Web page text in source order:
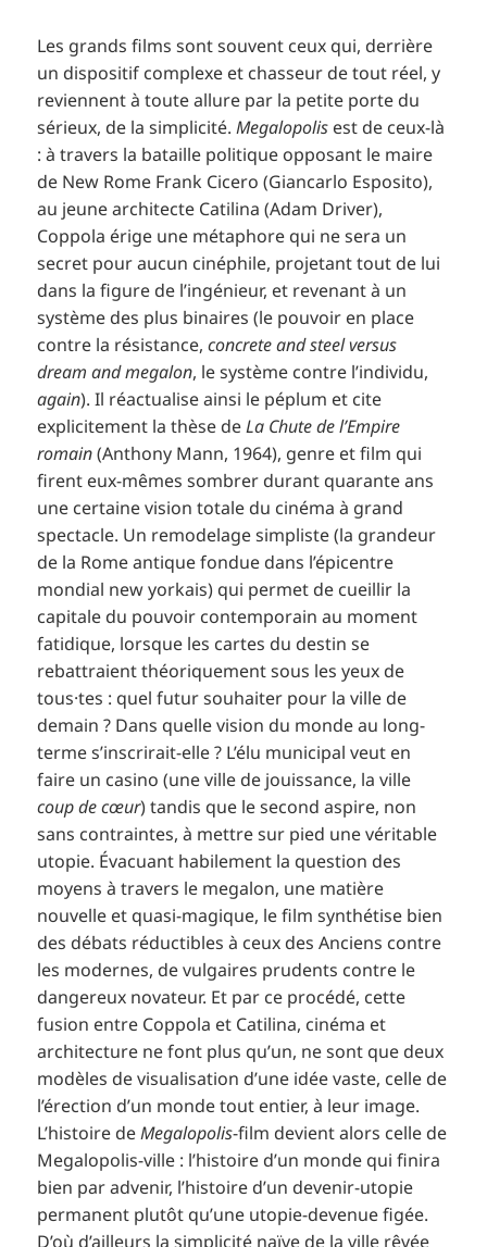
Les grands films sont souvent ceux qui, derrière
un dispositif complexe et chasseur de tout réel, y
reviennent à toute allure par la petite porte du
sérieux, de la simplicité.Megalopolis est de ceux-là
: à travers la bataille politique opposant le maire
de New Rome Frank Cicero (Giancarlo Esposito),
au jeune architecte Catilina (Adam Driver),
Coppola érige une métaphore qui ne sera un
secret pour aucun cinéphile, projetant tout de lui
dans la figure de l’ingénieur, et revenant à un
système des plus binaires (le pouvoir en place
contre la résistance,concrete and steelversus
dream and megalon, le système contre l’individu,
again). Il réactualise ainsi le péplum et cite
explicitement la thèse deLa Chute de l’Empire
romain(Anthony Mann, 1964), genre et film qui
firent eux-mêmes sombrer durant quarante ans
une certaine vision totale du cinéma à grand
spectacle. Un remodelage simpliste (la grandeur
de la Rome antique fondue dans l’épicentre
mondial new yorkais) qui permet de cueillir la
capitale du pouvoir contemporain au moment
fatidique, lorsque les cartes du destin se
rebattraient théoriquement sous les yeux de
tous·tes : quel futur souhaiter pour la ville de
demain ? Dans quelle vision du monde au long-
terme s’inscrirait-elle ? L’élu municipal veut en
faire un casino (une ville de jouissance, la ville
coup de cœur) tandis que le second aspire, non
sans contraintes, à mettre sur pied une véritable
utopie. Évacuant habilement la question des
moyens à travers le megalon, une matière
nouvelle et quasi-magique, le film synthétise bien
des débats réductibles à ceux des Anciens contre
les modernes, de vulgaires prudents contre le
dangereux novateur. Et par ce procédé, cette
fusion entre Coppola et Catilina, cinéma et
architecture ne font plus qu’un, ne sont que deux
modèles de visualisation d’une idée vaste, celle de
l’érection d’un monde tout entier, à leur image.
L’histoire deMegalopolis-film devient alors celle de
Megalopolis-ville : l’histoire d’un monde qui finira
bien par advenir, l’histoire d’un devenir-utopie
permanent plutôt qu’une utopie-devenue figée.
D’où d’ailleurs la simplicité naïve de la ville rêvée